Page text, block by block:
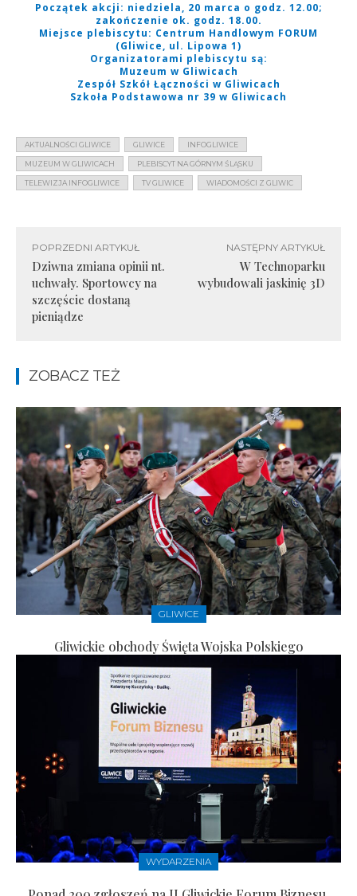
Początek akcji: niedziela, 20 marca o godz. 12.00;
zakończenie ok. godz. 18.00.
Miejsce plebiscytu: Centrum Handlowym FORUM
(Gliwice, ul. Lipowa 1)
Organizatorami plebiscytu są:
Muzeum w Gliwicach
Zespół Szkół Łączności w Gliwicach
Szkoła Podstawowa nr 39 w Gliwicach
AKTUALNOŚCI GLIWICE GLIWICE INFOGLIWICE
MUZEUM W GLIWICACH PLEBISCYT NA GÓRNYM ŚLĄSKU
TELEWIZJA INFOGLIWICE TV GLIWICE WIADOMOŚCI Z GLIWIC
POPRZEDNI ARTYKUŁ
Dziwna zmiana opinii nt.
uchwały. Sportowcy na
szczęście dostaną
pieniądze
NASTĘPNY ARTYKUŁ
W Technoparku
wybudowali jaskinię 3D
ZOBACZ TEŻ
GLIWICE
Gliwickie obchody Święta Wojska Polskiego
WYDARZENIA